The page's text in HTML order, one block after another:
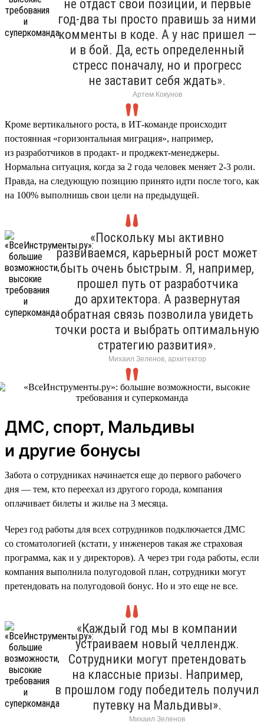
не отдаст свои позиции, и первые
год-два ты просто правишь за ними
комменты в коде. А у нас пришел —
и в бой. Да, есть определенный
стресс поначалу, но и прогресс
не заставит себя ждать».
Артем Кокунов
Кроме вертикального роста, в ИТ-команде происходит
постоянная «горизонтальная миграция», например,
из разработчиков в продакт- и проджект-менеджеры.
Нормальна ситуация, когда за 2 года человек меняет 2-3 роли.
Правда, на следующую позицию принято идти после того, как
на 100% выполнишь свои цели на предыдущей.
«Поскольку мы активно
развиваемся, карьерный рост может
быть очень быстрым. Я, например,
прошел путь от разработчика
до архитектора. А развернутая
обратная связь позволила увидеть
точки роста и выбрать оптимальную
стратегию развития».
Михаил Зеленов, архитектор
ДМС, спорт, Мальдивы
и другие бонусы
Забота о сотрудниках начинается еще до первого рабочего
дня — тем, кто переехал из другого города, компания
оплачивает билеты и жилье на 3 месяца.
Через год работы для всех сотрудников подключается ДМС
со стоматологией (кстати, у инженеров такая же страховая
программа, как и у директоров). А через три года работы, если
компания выполнила полугодовой план, сотрудники могут
претендовать на полугодовой бонус. Но и это еще не все.
«Каждый год мы в компании
устраиваем новый челлендж.
Сотрудники могут претендовать
на классные призы. Например,
в прошлом году победитель получил
путевку на Мальдивы».
Михаил Зеленов